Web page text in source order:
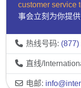
customer service
事会立刻为你提
热线号码: (877)
直线/
电邮: